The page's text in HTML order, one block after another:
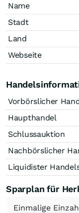
Name
Stadt
Land
Webseite
Vorbörslicher
Haupthandel
Schlussauktion
Nachbörslicher
Liquidister
Sparplan für
Einmalige